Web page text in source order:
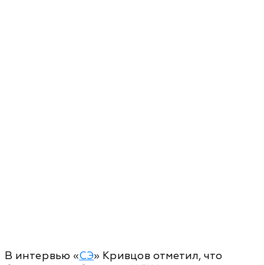
В интервью «СЭ» Кривцов отметил, что